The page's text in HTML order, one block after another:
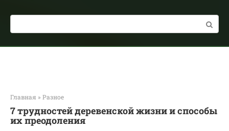
Поиск:
Главная » Разное
7 трудностей деревенской жизни и способы
их преодоления